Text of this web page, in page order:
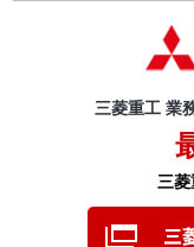
三菱重工 業
三菱